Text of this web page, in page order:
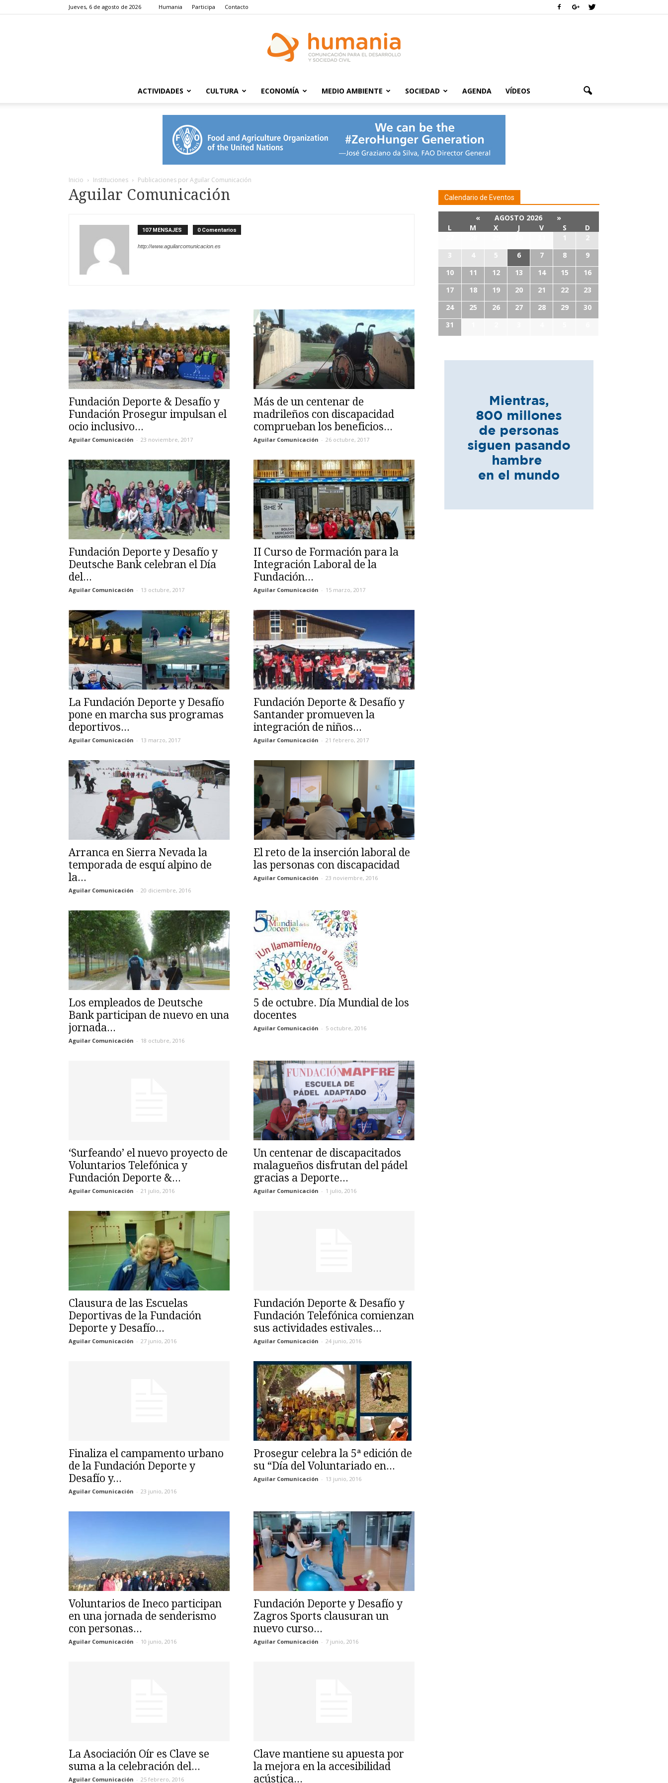
Jueves, 6 de agosto de 2026 Humania Participa Contacto
ACTIVIDADES CULTURA ECONOMÍA MEDIO AMBIENTE SOCIEDAD AGENDA VÍDEOS
Inicio Instituciones Publicaciones por Aguilar Comunicación
Aguilar Comunicación
107 MENSAJES 0 Comentarios
http://www.aguilarcomunicacion.es
Fundación Deporte & Desafío y
Fundación Prosegur impulsan el
ocio inclusivo...
Aguilar Comunicación - 23 noviembre, 2017
Más de un centenar de
madrileños con discapacidad
comprueban los beneficios...
Aguilar Comunicación - 26 octubre, 2017
Fundación Deporte y Desafío y
Deutsche Bank celebran el Día
del...
Aguilar Comunicación - 13 octubre, 2017
II Curso de Formación para la
Integración Laboral de la
Fundación...
Aguilar Comunicación - 15 marzo, 2017
La Fundación Deporte y Desafío
pone en marcha sus programas
deportivos...
Aguilar Comunicación - 13 marzo, 2017
Fundación Deporte & Desafío y
Santander promueven la
integración de niños...
Aguilar Comunicación - 21 febrero, 2017
Arranca en Sierra Nevada la
temporada de esquí alpino de
la...
Aguilar Comunicación - 20 diciembre, 2016
El reto de la inserción laboral de
las personas con discapacidad
Aguilar Comunicación - 23 noviembre, 2016
Los empleados de Deutsche
Bank participan de nuevo en una
jornada...
Aguilar Comunicación - 18 octubre, 2016
5 de octubre. Día Mundial de los
docentes
Aguilar Comunicación - 5 octubre, 2016
‘Surfeando’ el nuevo proyecto de
Voluntarios Telefónica y
Fundación Deporte &...
Aguilar Comunicación - 21 julio, 2016
Un centenar de discapacitados
malagueños disfrutan del pádel
gracias a Deporte...
Aguilar Comunicación - 1 julio, 2016
Clausura de las Escuelas
Deportivas de la Fundación
Deporte y Desafío...
Aguilar Comunicación - 27 junio, 2016
Fundación Deporte & Desafío y
Fundación Telefónica comienzan
sus actividades estivales...
Aguilar Comunicación - 24 junio, 2016
Finaliza el campamento urbano
de la Fundación Deporte y
Desafío y...
Aguilar Comunicación - 23 junio, 2016
Prosegur celebra la 5ª edición de
su “Día del Voluntariado en...
Aguilar Comunicación - 13 junio, 2016
Voluntarios de Ineco participan
en una jornada de senderismo
con personas...
Aguilar Comunicación - 10 junio, 2016
Fundación Deporte y Desafío y
Zagros Sports clausuran un
nuevo curso...
Aguilar Comunicación - 7 junio, 2016
La Asociación Oír es Clave se
suma a la celebración del...
Aguilar Comunicación - 25 febrero, 2016
Clave mantiene su apuesta por
la mejora en la accesibilidad
acústica...
Calendario de Eventos
« AGOSTO 2026
»
L
M X J V S
D
1
2
3
4 5 6 7 8
9
10
11 12 13 14 15
16
17
18 19 20 21 22
23
24
25 26 27 28 29
30
31